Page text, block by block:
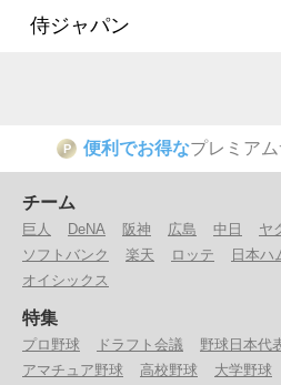
侍ジャパン
P 便利でお得なプレミア
チーム
巨人 DeNA 阪神 広島 中日 ヤ
ソフトバンク
楽天 ロッテ 日本ハ
オイシックス
特集
プロ野球 ドラフト会議
野球日本代
アマチュア野球
高校野球 大学野球